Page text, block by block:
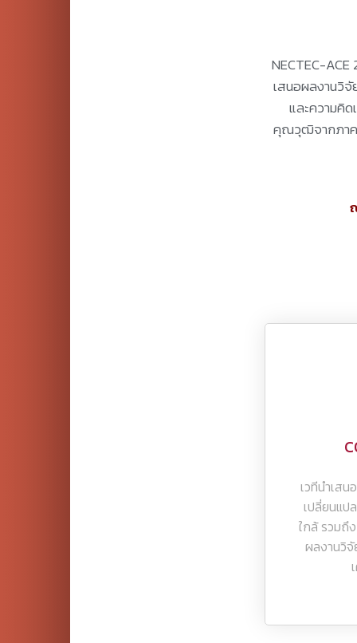
NECTEC-
เสนอผลงานวิ
และความคิ
คุณวุฒิจากภาคเ
เวทีนำเส
เปลี่ยนแป
ใกล้ รวมถึ
ผลงานวิจั